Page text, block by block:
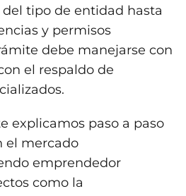
del tipo de entidad hasta
y permisos
debe manejarse con
el respaldo de
explicamos paso a paso
el mercado
emprendedor
como la